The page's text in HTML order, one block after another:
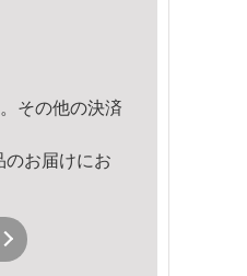
その他の決済
お届けにお